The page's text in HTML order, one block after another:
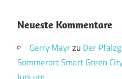
Neueste Kommentare
Gerry Mayrzu Der
Sommerort Smart Green